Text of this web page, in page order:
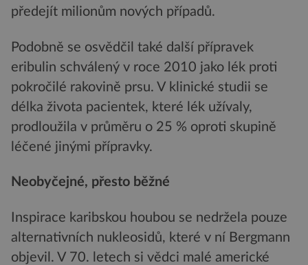
předejít milionům nových případů.
Podobně se osvědčil také další přípravek
eribulin schválený v roce 2010 jako lék proti
pokročilé rakovině prsu. V klinické studii se
délka života pacientek, které lék užívaly,
prodloužila v průměru o 25 % oproti skupině
léčené jinými přípravky.
Neobyčejné, přesto běžné
Inspirace karibskou houbou se nedržela pouze
alternativních nukleosidů, které v ní Bergmann
objevil. V 70. letech si vědci malé americké